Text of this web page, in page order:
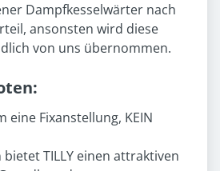
Dampfkesselwärter nach
ansonsten wird diese
von uns übernommen.
eine Fixanstellung, KEIN
TILLY einen attraktiven